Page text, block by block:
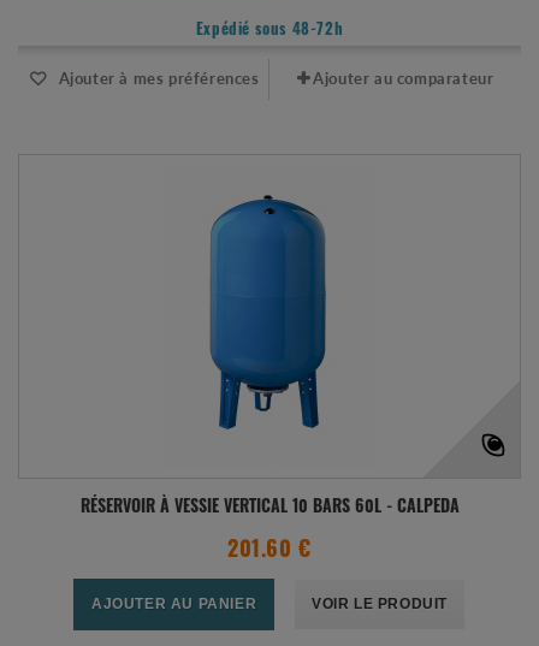
Expédié sous 48-72h
Ajouter à mes préférences Ajouter au comparateur
RÉSERVOIR À VESSIE VERTICAL 10 BARS 60L - CALPEDA
201.60 €
AJOUTER AU PANIER VOIR LE PRODUIT